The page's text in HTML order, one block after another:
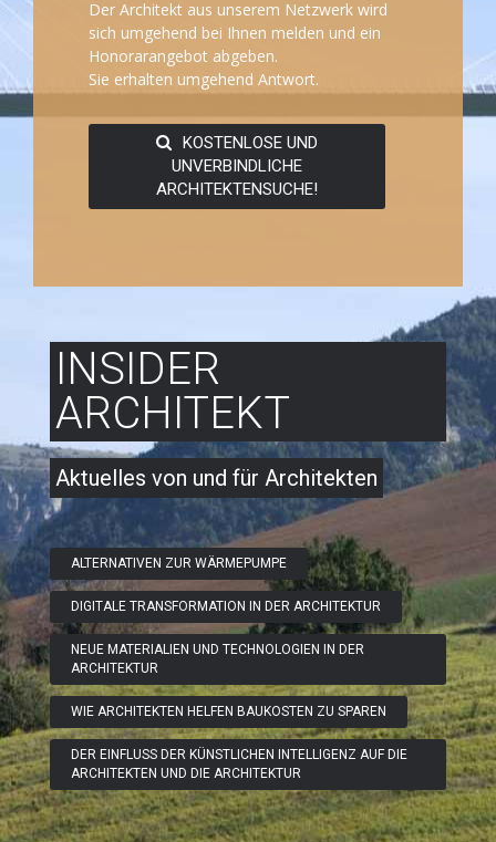
Der Architekt aus unserem Netzwerk wird
sich umgehend bei Ihnen melden und ein
Honorarangebot abgeben.
Sie erhalten umgehend Antwort.
KOSTENLOSE UND
UNVERBINDLICHE
ARCHITEKTENSUCHE!
INSIDER
ARCHITEKT
Aktuelles von und für Architekten
ALTERNATIVEN ZUR WÄRMEPUMPE
DIGITALE TRANSFORMATION IN DER ARCHITEKTUR
NEUE MATERIALIEN UND TECHNOLOGIEN IN DER
ARCHITEKTUR
WIE ARCHITEKTEN HELFEN BAUKOSTEN ZU SPAREN
DER EINFLUSS DER KÜNSTLICHEN INTELLIGENZ AUF DIE
ARCHITEKTEN UND DIE ARCHITEKTUR